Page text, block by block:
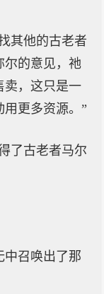
其他的古老者
尔的意见，祂
，这只是一
更多资源。”
了古老者马尔
中召唤出了那